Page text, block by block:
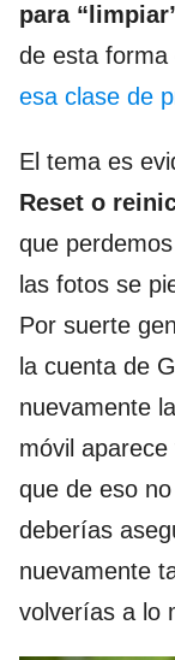
para
de esta forma
esa clase de
El tema es
Reset o
que
las fotos se
Por suerte
la cuenta de
nuevamente
móvil
que de eso
deberías
nuevamente
volverías a lo